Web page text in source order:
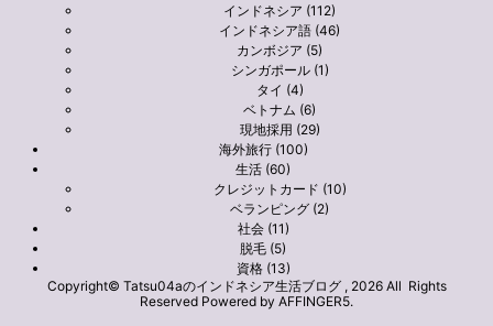
インドネシア (112)
インドネシア語 (46)
カンボジア (5)
シンガポール (1)
タイ (4)
ベトナム (6)
現地採用 (29)
海外旅行 (100)
生活 (60)
クレジットカード (10)
ベランピング (2)
社会 (11)
脱毛 (5)
資格 (13)
Copyright© Tatsu04aのインドネシア生活ブログ , 2026 All Rights
Reserved Powered by AFFINGER5.